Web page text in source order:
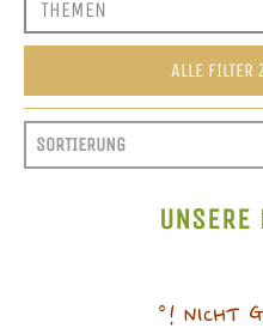
ALLE FILTER
SORTIEREN
SORT CONTENT
SORT CONTENT
UNSERE
°! NICHT